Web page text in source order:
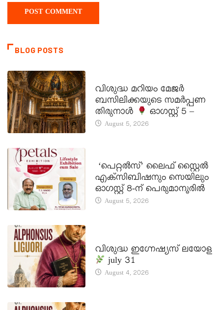
BLOG POSTS
വിശുദ്ധ മറിയം മേജർ
ബസിലിക്കയുടെ സമർപ്പണ
തിരുനാൾ
ഓഗസ്റ്റ് 5 –
August 5, 2026
‘പെറ്റൽസ്’ ലൈഫ് സ്റ്റൈൽ
എക്സിബിഷനും സെയിലും
ഓഗസ്റ്റ് 8-ന് പെരുമാനൂരിൽ
August 5, 2026
വിശുദ്ധ ഇഗ്നേഷ്യസ് ലയോള
july 31
August 4, 2026